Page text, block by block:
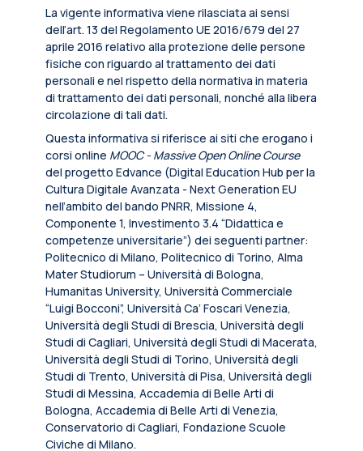
La vigente informativa viene rilasciata ai sensi
dell’art. 13 del Regolamento UE 2016/679 del 27
aprile 2016 relativo alla protezione delle persone
fisiche con riguardo al trattamento dei dati
personali e nel rispetto della normativa in materia
di trattamento dei dati personali, nonché alla libera
circolazione di tali dati.
Questa informativa si riferisce ai siti che erogano i
corsi online MOOC - Massive Open Online Course
del progetto Edvance (Digital Education Hub per la
Cultura Digitale Avanzata - Next Generation EU
nell’ambito del bando PNRR, Missione 4,
Componente 1, Investimento 3.4 “Didattica e
competenze universitarie”) dei seguenti partner:
Politecnico di Milano, Politecnico di Torino, Alma
Mater Studiorum – Università di Bologna,
Humanitas University, Università Commerciale
“Luigi Bocconi”, Università Ca’ Foscari Venezia,
Università degli Studi di Brescia, Università degli
Studi di Cagliari, Università degli Studi di Macerata,
Università degli Studi di Torino, Università degli
Studi di Trento, Università di Pisa, Università degli
Studi di Messina, Accademia di Belle Arti di
Bologna, Accademia di Belle Arti di Venezia,
Conservatorio di Cagliari, Fondazione Scuole
Civiche di Milano.